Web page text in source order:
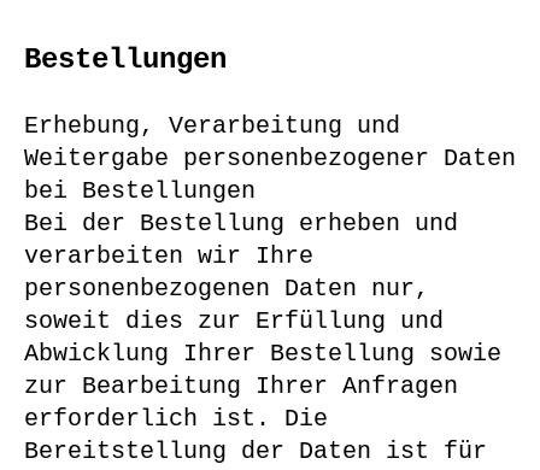
Bestellungen
Erhebung, Verarbeitung und
Weitergabe personenbezogener Daten
bei Bestellungen
Bei der Bestellung erheben und
verarbeiten wir Ihre
personenbezogenen Daten nur,
soweit dies zur Erfüllung und
Abwicklung Ihrer Bestellung sowie
zur Bearbeitung Ihrer Anfragen
erforderlich ist. Die
Bereitstellung der Daten ist für